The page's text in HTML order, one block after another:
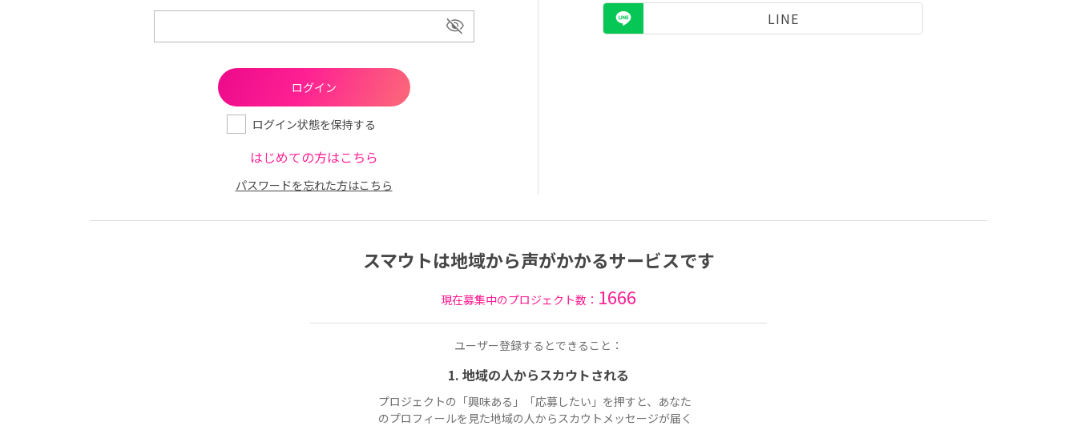
ログイン状態を保持する
はじめての方はこちら
パスワードを忘れた方はこちら
LINE
スマウトは地域から声がかかるサービスです
現在募集中のプロジェクト数： 1666
ユーザー登録するとできること：
1. 地域の人からスカウトされる
プロジェクトの「興味ある」「応募したい」を押すと、あなた
のプロフィールを見た地域の人からスカウトメッセージが届く